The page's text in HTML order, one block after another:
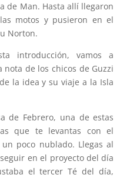
de Man. Hasta allí llegaron
motos y pusieron en el
Norton.
introducción, vamos a
de los chicos de Guzzi
la idea y su viaje a la Isla
de Febrero, una de estas
que te levantas con el
poco nublado. Llegas al
en el proyecto del día
el tercer Té del día,